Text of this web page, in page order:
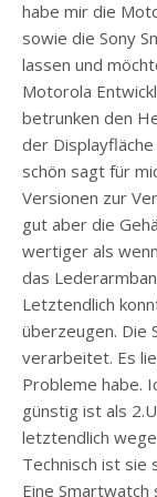
habe mir die
sowie die Sony
lassen und
Motorola
betrunken den
der
schön sagt für
Versionen zur
gut aber die
wertiger als
das
Letztendlich
überzeugen. Die
verarbeitet. Es
Probleme habe.
günstig ist als
letztendlich
Technisch ist sie
Eine